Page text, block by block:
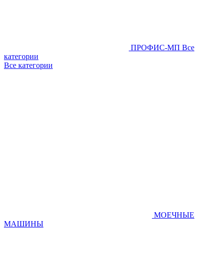
ПРОФИС-МП Все
категории
Все категории
МОЕЧНЫЕ
МАШИНЫ